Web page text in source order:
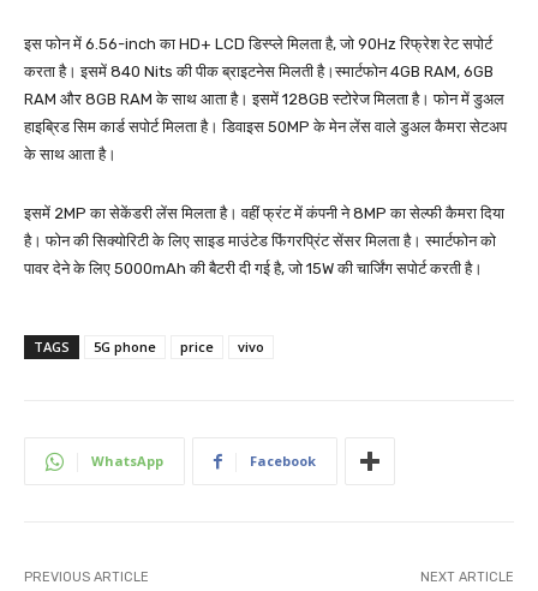
इस फोन में 6.56-inch का HD+ LCD डिस्प्ले मिलता है, जो 90Hz रिफ्रेश रेट सपोर्ट
करता है। इसमें 840 Nits की पीक ब्राइटनेस मिलती है।स्मार्टफोन 4GB RAM, 6GB
RAM और 8GB RAM के साथ आता है। इसमें 128GB स्टोरेज मिलता है। फोन में डुअल
हाइब्रिड सिम कार्ड सपोर्ट मिलता है। डिवाइस 50MP के मेन लेंस वाले डुअल कैमरा सेटअप
के साथ आता है।
इसमें 2MP का सेकेंडरी लेंस मिलता है। वहीं फ्रंट में कंपनी ने 8MP का सेल्फी कैमरा दिया
है। फोन की सिक्योरिटी के लिए साइड माउंटेड फिंगरप्रिंट सेंसर मिलता है। स्मार्टफोन को
पावर देने के लिए 5000mAh की बैटरी दी गई है, जो 15W की चार्जिंग सपोर्ट करती है।
TAGS 5G phone price vivo
WhatsApp Facebook
PREVIOUS ARTICLE NEXT ARTICLE